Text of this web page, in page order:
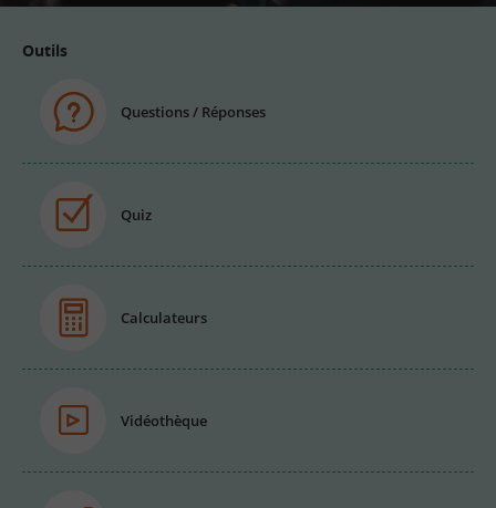
Outils
Questions / Réponses
Quiz
Calculateurs
Vidéothèque